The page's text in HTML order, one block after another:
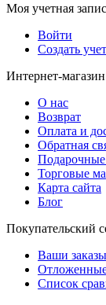
Моя учетная
Войти
Создать
Интернет-магазин
О нас
Возврат
Оплата и
Обратная
Торговые
Карта сайта
Блог
Покупательский
Ваши заказы
Список